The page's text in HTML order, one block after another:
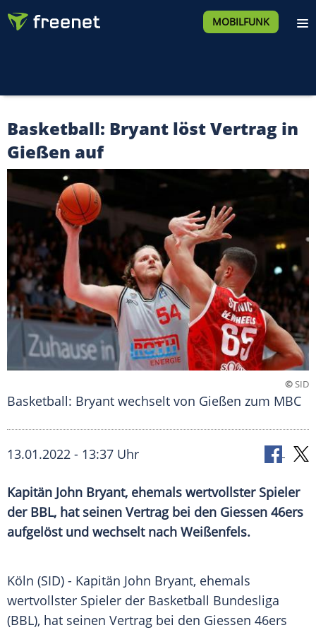
MOBILFUNK
Basketball: Bryant löst Vertrag in
Gießen auf
©SID
Basketball: Bryant wechselt von Gießen zum MBC
13.01.2022 - 13:37 Uhr
Kapitän John Bryant, ehemals wertvollster Spieler
der BBL, hat seinen Vertrag bei den Giessen 46ers
aufgelöst und wechselt nach Weißenfels.
Köln (SID) - Kapitän John Bryant, ehemals
wertvollster Spieler der Basketball Bundesliga
(BBL), hat seinen Vertrag bei den Giessen 46ers